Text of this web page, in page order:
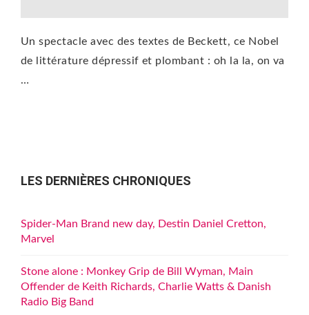
Un spectacle avec des textes de Beckett, ce Nobel
de littérature dépressif et plombant : oh la la, on va
…
LES DERNIÈRES CHRONIQUES
Spider-Man Brand new day, Destin Daniel Cretton,
Marvel
Stone alone : Monkey Grip de Bill Wyman, Main
Offender de Keith Richards, Charlie Watts & Danish
Radio Big Band